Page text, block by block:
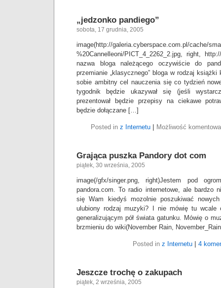
„jedzonko pandiego”
sobota, 17 grudnia, 2005
image(http://galeria.cyberspace.com.pl/cache/
%20Cannelleoni/PICT_4_2262_2.jpg, right,
nazwa bloga należącego oczywiście do
przemianie „klasycznego” bloga w rodzaj książki
sobie ambitny cel nauczenia się co tydzień
tygodnik będzie ukazywał się (jeśli
prezentował będzie przepisy na ciekawe
będzie dołączane […]
Posted in z Internetu Możliwość
Grająca puszka Pandory dot com
piątek, 30 września, 2005
image(/gfx/singer.png, right)Jestem pod
pandora.com. To radio internetowe, ale bardzo
się Wam kiedyś mozolnie poszukiwać
ulubiony rodzaj muzyki? I nie mówię tu
generalizującym pół świata gatunku. Mówię o
brzmieniu do wiki(November Rain,
Posted in z Internetu 4
Jeszcze trochę o zakupach
piątek, 2 września, 2005